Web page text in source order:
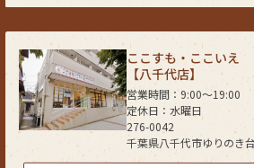
事業運営を改善するために、個人データ（お客
先情報を除く）を利用します。
当社は、サイト管理会社に対し、個人情報保護
イバシーに配慮した個人情報の取り扱いをする
ております。
４．お客様情報の第三者への開示・提供
当社は、前項3．の利用目的に記載した場合及
る場合を除き、お客さま情報を第三者へ開示又
ここすも・ここいえ
【八千代店】
276-0042
千葉県八千代市ゆりのき
営業時間：9:00〜19:00
定休日：水曜日